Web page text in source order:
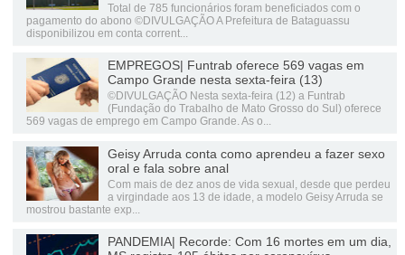
Total de 785 funcionários foram beneficiados com o
pagamento do abono ©DIVULGAÇÃO A Prefeitura de Bataguassu
disponibilizou em conta corrent...
EMPREGOS| Funtrab oferece 569 vagas em
Campo Grande nesta sexta-feira (13)
©DIVULGAÇÃO Nesta sexta-feira (12) a Funtrab
(Fundação do Trabalho de Mato Grosso do Sul) oferece
569 vagas de emprego em Campo Grande. As o...
Geisy Arruda conta como aprendeu a fazer sexo
oral e fala sobre anal
Com mais de dez anos de vida sexual, desde que perdeu
a virgindade aos 13 de idade, a modelo Geisy Arruda se
mostrou bastante exp...
PANDEMIA| Recorde: Com 16 mortes em um dia,